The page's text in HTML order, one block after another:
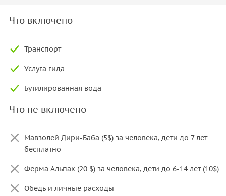
Что включено
Транспорт
Услуга гида
Бутилированная вода
Что не включено
Мавзолей Дири-Баба (5$) за человека, дети до 7 лет
бесплатно
Ферма Альпак (20 $) за человека, дети до 6-14 лет (10$)
Обедь и личные расходы